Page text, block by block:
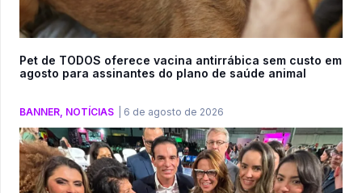
Pet de TODOS oferece vacina antirrábica sem custo em
agosto para assinantes do plano de saúde animal
BANNER NOTÍCIAS 6 de agosto de 2026